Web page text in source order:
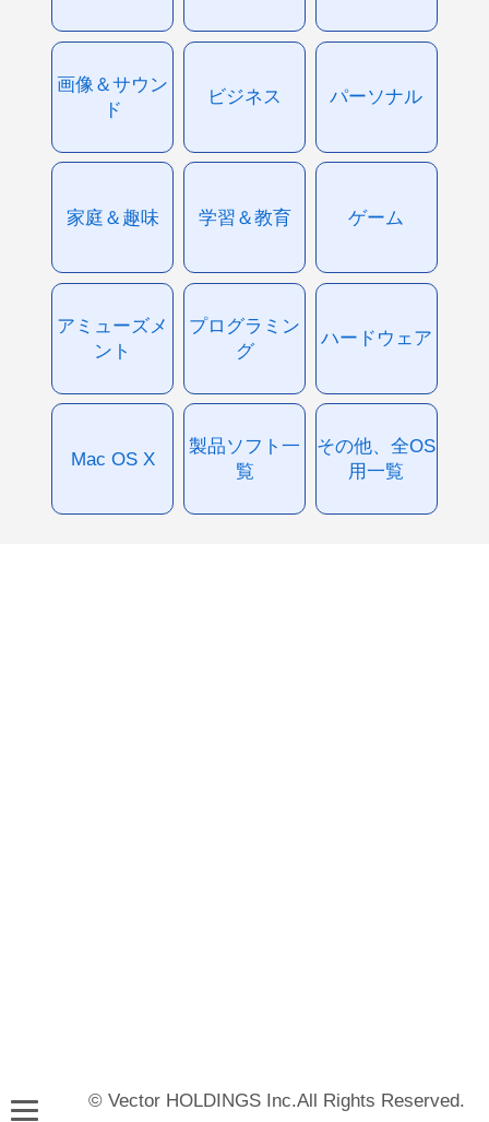
画像＆サウン
ド
ビジネス パーソナル
家庭＆趣味 学習＆教育 ゲーム
アミューズメ
ント
プログラミン
グ
ハードウェア
Mac OS X
製品ソフト一
覧
その他、全OS
用一覧
© Vector HOLDINGS Inc.All Rights Reserved.